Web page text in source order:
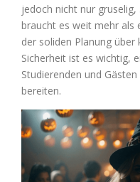
jedoch nicht nur
braucht es weit mehr als
der soliden Planung
Sicherheit ist es wichtig,
Studierenden und
bereiten.
Zeige
grösseres